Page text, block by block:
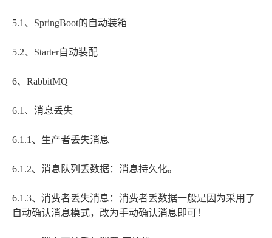
5.1、SpringBoot的自动装箱
5.2、Starter自动装配
6、RabbitMQ
6.1、消息丢失
6.1.1、生产者丢失消息
6.1.2、消息队列丢数据：消息持久化。
6.1.3、消费者丢失消息：消费者丢数据一般是因为采用了
自动确认消息模式，改为手动确认消息即可！